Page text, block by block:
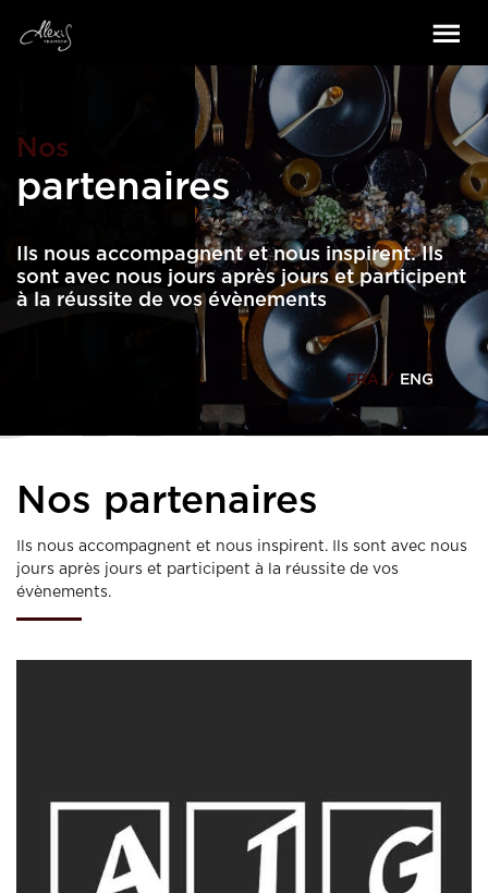
FRA / ENG
Nos
partenaires
Ils nous accompagnent et nous inspirent. Ils
sont avec nous jours après jours et participent
à la réussite de vos évènements
Nos partenaires
Ils nous accompagnent et nous inspirent. Ils sont avec nous
jours après jours et participent à la réussite de vos
évènements.